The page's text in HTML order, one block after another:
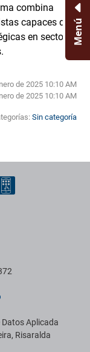
combina
capaces de
en sectores
de 2025 10:10 AM
de 2025 10:10 AM
Sin categoría
Menú
sociales y datos
Datos Aplicada
Risaralda